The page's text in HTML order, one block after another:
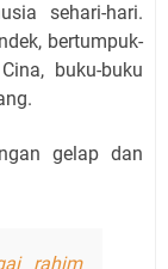
sehari-hari.
bertumpuk-
buku-buku
gelap dan
rahim